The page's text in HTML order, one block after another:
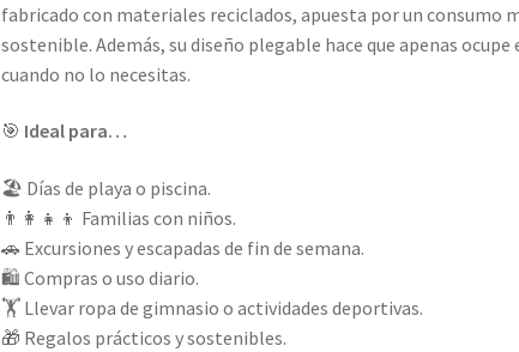
fabricado con materiales reciclados, apuesta por un consumo
sostenible. Además, su diseño plegable hace que apenas ocupe
cuando no lo necesitas.
🎯 Ideal para…
🏖️ Días de playa o piscina.
👨‍👩‍👧‍👦 Familias con niños.
🚗 Excursiones y escapadas de fin de semana.
🛍️ Compras o uso diario.
🏋️ Llevar ropa de gimnasio o actividades deportivas.
🎁 Regalos prácticos y sostenibles.